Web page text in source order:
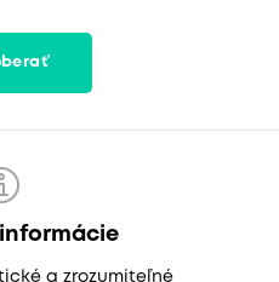
a zrozumiteľné